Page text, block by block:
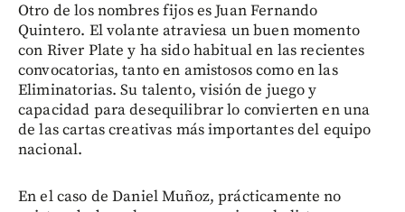
Otro de los nombres fijos es Juan Fernando
Quintero. El volante atraviesa un buen momento
con River Plate y ha sido habitual en las recientes
convocatorias, tanto en amistosos como en las
Eliminatorias. Su talento, visión de juego y
capacidad para desequilibrar lo convierten en una
de las cartas creativas más importantes del equipo
nacional.
En el caso de Daniel Muñoz, prácticamente no